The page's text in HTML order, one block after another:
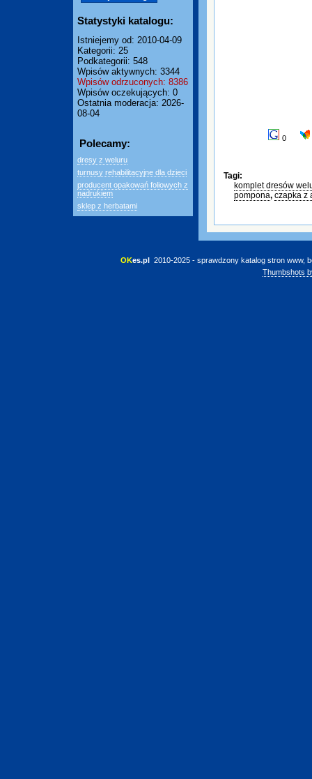
Statystyki katalogu:
Istniejemy od: 2010-04-09
Kategorii: 25
Podkategorii: 548
Wpisów aktywnych: 3344
Wpisów odrzuconych: 8386
Wpisów oczekujących: 0
Ostatnia moderacja: 2026-
08-04
Polecamy:
dresy z weluru
turnusy rehabilitacyjne dla dzieci
producent opakowań foliowych z
nadrukiem
sklep z herbatami
0
Tagi:
komplet dresów
pompona, czapka z
OKes.pl 2010-2025 - sprawdzony katalog stron www,
Thumbshots